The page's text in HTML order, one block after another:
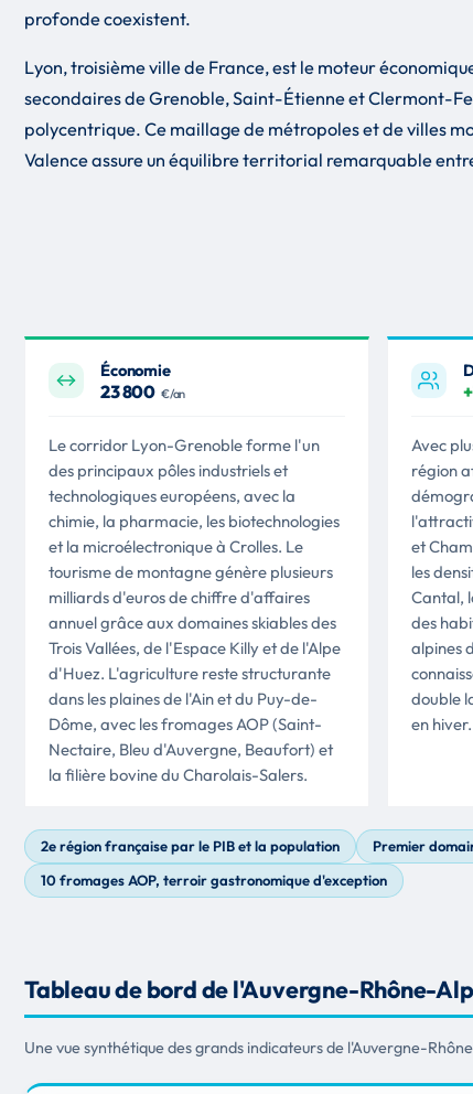
profonde coexistent.
Lyon, troisième ville de France, est le moteur
secondaires de Grenoble, Saint-Étienne et Clermont-
polycentrique. Ce maillage de métropoles et de villes
Valence assure un équilibre territorial remarquable
Économie
23 800 €/an
Le corridor Lyon-Grenoble forme l'un
des principaux pôles industriels et
technologiques européens, avec la
chimie, la pharmacie, les biotechnologies
et la microélectronique à Crolles. Le
tourisme de montagne génère plusieurs
milliards d'euros de chiffre d'affaires
annuel grâce aux domaines skiables des
Trois Vallées, de l'Espace Killy et de l'Alpe
d'Huez. L'agriculture reste structurante
dans les plaines de l'Ain et du Puy-de-
Dôme, avec les fromages AOP (Saint-
Nectaire, Bleu d'Auvergne, Beaufort) et
la filière bovine du Charolais-Salers.
Avec
région
et
les
Cantal,
des
alpines
double
en hiver.
2e région française par le PIB et la population Premier
10 fromages AOP, terroir gastronomique d'exception
Tableau de bord de l'Auvergne-Rhône-
Une vue synthétique des grands indicateurs de l'Auvergne-